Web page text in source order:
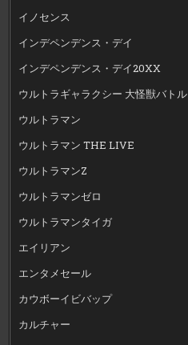
イノセンス
インデペンデンス・デイ
インデペンデンス・デイ20XX
ウルトラギャラクシー 大怪獣バトル
ウルトラマン
ウルトラマン THE LIVE
ウルトラマンZ
ウルトラマンゼロ
ウルトラマンタイガ
エイリアン
エンタメセール
カウボーイビバップ
カルチャー